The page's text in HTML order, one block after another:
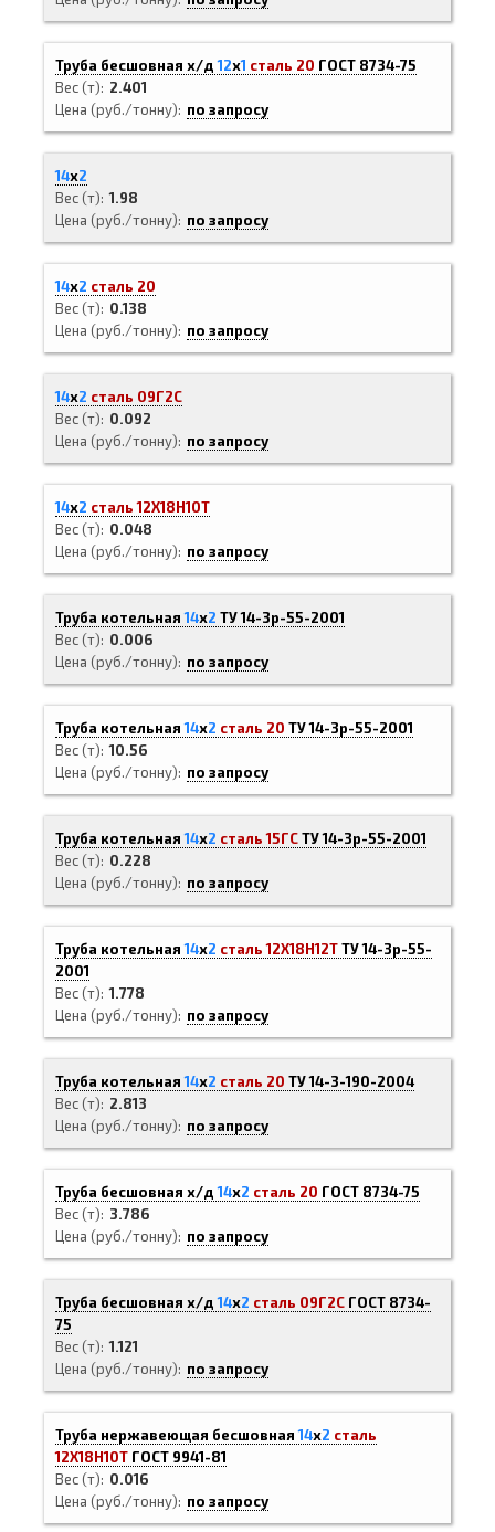
Труба бесшовная х/д12х1 сталь 20 ГОСТ 8734-75
Вес (т)
2.401
Цена (руб./тонну)
по запросу
14х2
Вес (т) 1.98
Цена (руб./тонну)
по запросу
14х2 сталь 20
Вес (т)
0.138
Цена (руб./тонну)
по запросу
14х2 сталь 09Г2С
Вес (т)
0.092
Цена (руб./тонну)
по запросу
14х2 сталь 12Х18Н10Т
Вес (т)
0.048
Цена (руб./тонну)
по запросу
Труба котельная14х2 ТУ 14-3р-55-2001
Вес (т)
0.006
Цена (руб./тонну)
по запросу
Труба котельная14х2 сталь 20 ТУ 14-3р-55-2001
Вес (т) 10.56
Цена (руб./тонну)
по запросу
Труба котельная14х2 сталь 15ГСТУ 14-3р-55-2001
Вес (т)
0.228
Цена (руб./тонну)
по запросу
Труба котельная14х2 сталь 12Х18Н12ТТУ 14-3р-55-
2001
Вес (т) 1.778
Цена (руб./тонну)
по запросу
Труба котельная14х2 сталь 20 ТУ 14-3-190-2004
Вес (т)
2.813
Цена (руб./тонну)
по запросу
Труба бесшовная х/д14х2 сталь 20 ГОСТ 8734-75
Вес (т)
3.786
Цена (руб./тонну)
по запросу
Труба бесшовная х/д14х2 сталь 09Г2С ГОСТ 8734-
75
Вес (т) 1.121
Цена (руб./тонну)
по запросу
Труба нержавеющая бесшовная14х2 сталь
12Х18Н10Т ГОСТ 9941-81
Вес (т)
0.016
Цена (руб./тонну)
по запросу